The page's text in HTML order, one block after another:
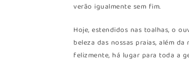
verão igualmente sem fim.
Hoje, estendidos nas toalhas, o
beleza das nossas praias, além
felizmente, há lugar para toda a